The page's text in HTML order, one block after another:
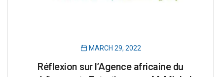
MARCH 29, 2022
Réflexion sur l’Agence africaine du